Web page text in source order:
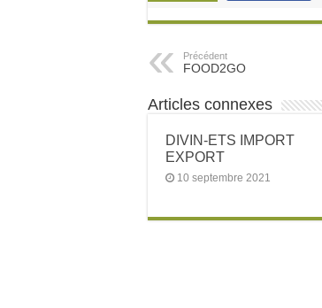
Précédent
FOOD2GO
Articles connexes
DIVIN-ETS IMPORT
EXPORT
10 septembre 2021